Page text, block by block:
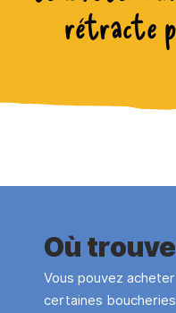
rétracte
Où
Vous pouvez
certaines